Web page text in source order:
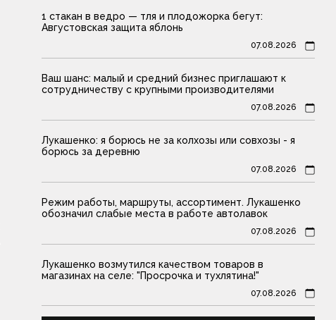
1 стакан в ведро — тля и плодожорка бегут:
Августовская защита яблонь
07.08.2026
Ваш шанс: малый и средний бизнес приглашают к
сотрудничеству с крупными производителями
07.08.2026
Лукашенко: я борюсь не за колхозы или совхозы - я
борюсь за деревню
07.08.2026
Режим работы, маршруты, ассортимент. Лукашенко
обозначил слабые места в работе автолавок
07.08.2026
Лукашенко возмутился качеством товаров в
магазинах на селе: "Просрочка и тухлятина!"
07.08.2026